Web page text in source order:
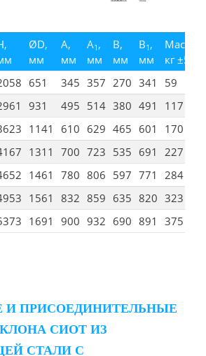
ØD,
мм
А,
мм
А1 ,
мм
В,
мм
В1 ,
мм
Масса,
кг ±5%
651 345 357 270 341
59
931 495 514 380 491
117
1141 610 629 465 601
170
1311 700 723 535 691
227
1461 780 806 597 771
284
1561 832 859 635 820 323
1691 900 932 690 891 375
И ПРИСОЕДИНИТЕЛЬНЫЕ
СИОТ ИЗ
СТАЛИ С